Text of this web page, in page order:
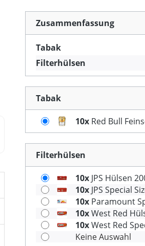
Zusammenfassung
Tabak
Filterhülsen
Tabak
10x Red Bull
Filterhülsen
10x JPS Hülsen
10x JPS Special
10x Paramount
10xWest Red
10xWest Red
Keine Auswahl